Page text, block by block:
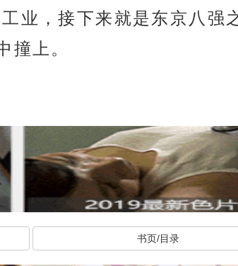
业，接下来就是东京八强
撞上。
书页/目录